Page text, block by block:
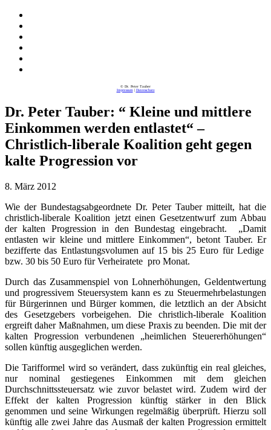
© Dr. Peter Tauber
Impressum| Datenschutz
Dr. Peter Tauber: “ Kleine und mittlere
Einkommen werden entlastet“ –
Christlich-liberale Koalition geht gegen
kalte Progression vor
8. März 2012
Wie der Bundestagsabgeordnete Dr. Peter Tauber mitteilt, hat die
christlich-liberale Koalition jetzt einen Gesetzentwurf zum Abbau
der kalten Progression in den Bundestag eingebracht. „Damit
entlasten wir kleine und mittlere Einkommen“, betont Tauber. Er
bezifferte das Entlastungsvolumen auf 15 bis 25 Euro für Ledige
bzw. 30 bis 50 Euro für Verheiratete pro Monat.
Durch das Zusammenspiel von Lohnerhöhungen, Geldentwertung
und progressivem Steuersystem kann es zu Steuermehrbelastungen
für Bürgerinnen und Bürger kommen, die letztlich an der Absicht
des Gesetzgebers vorbeigehen. Die christlich-liberale Koalition
ergreift daher Maßnahmen, um diese Praxis zu beenden. Die mit der
kalten Progression verbundenen „heimlichen Steuererhöhungen“
sollen künftig ausgeglichen werden.
Die Tarifformel wird so verändert, dass zukünftig ein real gleiches,
nur nominal gestiegenes Einkommen mit dem gleichen
Durchschnittssteuersatz wie zuvor belastet wird. Zudem wird der
Effekt der kalten Progression künftig stärker in den Blick
genommen und seine Wirkungen regelmäßig überprüft. Hierzu soll
künftig alle zwei Jahre das Ausmaß der kalten Progression ermittelt